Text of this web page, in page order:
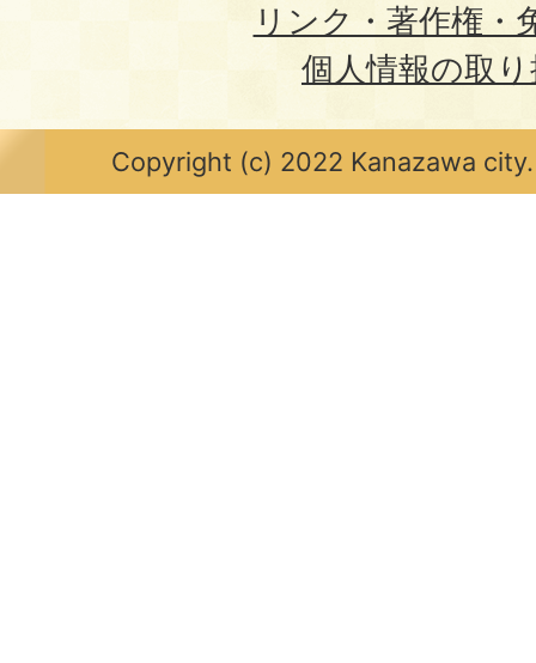
リンク・著作権・
個人情報の取
Copyright (c) 2022 Kanazawa